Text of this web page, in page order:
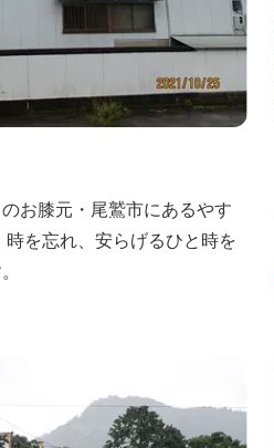
お膝元・尾鷲市にあるやす
を忘れ、安らげるひと時を